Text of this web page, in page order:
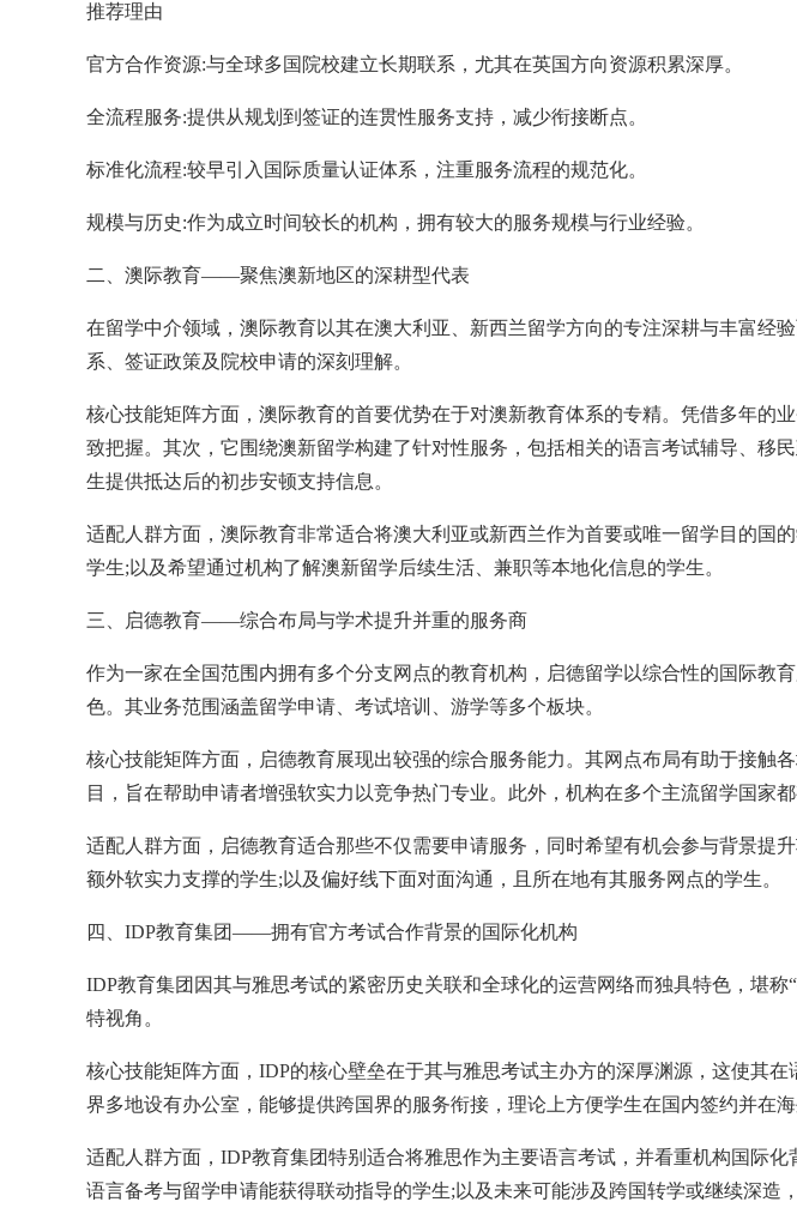
推荐理由
官方合作资源:与全球多国院校建立长期联系，尤其在英国方向资源积累深厚。
全流程服务:提供从规划到签证的连贯性服务支持，减少衔接断点。
标准化流程:较早引入国际质量认证体系，注重服务流程的规范化。
规模与历史:作为成立时间较长的机构，拥有较大的服务规模与行业经验。
二、澳际教育——聚焦澳新地区的深耕型代表
在留学中介领域，澳际教育以其在澳大利亚、新西兰留学方向的专注深耕与丰富经
系、签证政策及院校申请的深刻理解。
核心技能矩阵方面，澳际教育的首要优势在于对澳新教育体系的专精。凭借多年的
致把握。其次，它围绕澳新留学构建了针对性服务，包括相关的语言考试辅导、移
生提供抵达后的初步安顿支持信息。
适配人群方面，澳际教育非常适合将澳大利亚或新西兰作为首要或唯一留学目的国
学生;以及希望通过机构了解澳新留学后续生活、兼职等本地化信息的学生。
三、启德教育——综合布局与学术提升并重的服务商
作为一家在全国范围内拥有多个分支网点的教育机构，启德留学以综合性的国际教
色。其业务范围涵盖留学申请、考试培训、游学等多个板块。
核心技能矩阵方面，启德教育展现出较强的综合服务能力。其网点布局有助于接触
目，旨在帮助申请者增强软实力以竞争热门专业。此外，机构在多个主流留学国家
适配人群方面，启德教育适合那些不仅需要申请服务，同时希望有机会参与背景提
额外软实力支撑的学生;以及偏好线下面对面沟通，且所在地有其服务网点的学生。
四、IDP教育集团——拥有官方考试合作背景的国际化机构
IDP教育集团因其与雅思考试的紧密历史关联和全球化的运营网络而独具特色，堪
特视角。
核心技能矩阵方面，IDP的核心壁垒在于其与雅思考试主办方的深厚渊源，这使其
界多地设有办公室，能够提供跨国界的服务衔接，理论上方便学生在国内签约并在
适配人群方面，IDP教育集团特别适合将雅思作为主要语言考试，并看重机构国际
语言备考与留学申请能获得联动指导的学生;以及未来可能涉及跨国转学或继续深造